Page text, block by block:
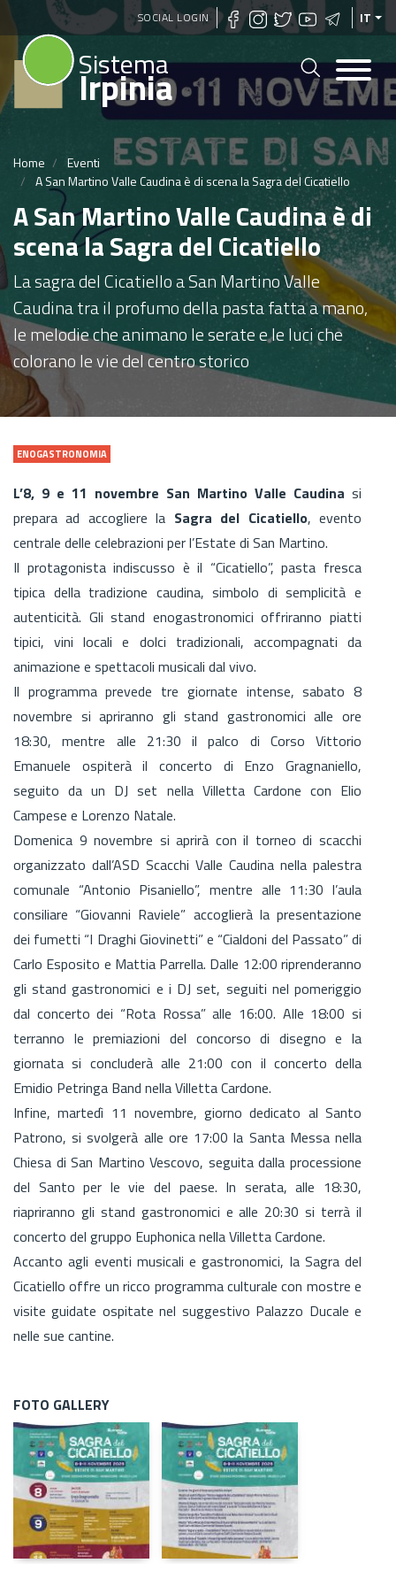
Salta
al
principale
SOCIAL LOGIN IT
Sistema
Irpinia
Home
Eventi
A San Martino Valle Caudina è di scena la Sagra del Cicatiello
A San Martino Valle Caudina è di
scena la Sagra del Cicatiello
La sagra del Cicatiello a San Martino Valle
Caudina tra il profumo della pasta fatta a mano,
le melodie che animano le serate e le luci che
colorano le vie del centro storico
ENOGASTRONOMIA
L’8, 9 e 11 novembre San Martino Valle Caudina si
prepara ad accogliere la Sagra del Cicatiello, evento
centrale delle celebrazioni per l’Estate di San Martino.
Il protagonista indiscusso è il “Cicatiello”, pasta fresca
tipica della tradizione caudina, simbolo di semplicità e
autenticità. Gli stand enogastronomici offriranno piatti
tipici, vini locali e dolci tradizionali, accompagnati da
animazione e spettacoli musicali dal vivo.
Il programma prevede tre giornate intense, sabato 8
novembre si apriranno gli stand gastronomici alle ore
18:30, mentre alle 21:30 il palco di Corso Vittorio
Emanuele ospiterà il concerto di Enzo Gragnaniello,
seguito da un DJ set nella Villetta Cardone con Elio
Campese e Lorenzo Natale.
Domenica 9 novembre si aprirà con il torneo di scacchi
organizzato dall’ASD Scacchi Valle Caudina nella palestra
comunale “Antonio Pisaniello”, mentre alle 11:30 l’aula
consiliare “Giovanni Raviele” accoglierà la presentazione
dei fumetti “I Draghi Giovinetti” e “Cialdoni del Passato” di
Carlo Esposito e Mattia Parrella. Dalle 12:00 riprenderanno
gli stand gastronomici e i DJ set, seguiti nel pomeriggio
dal concerto dei “Rota Rossa” alle 16:00. Alle 18:00 si
terranno le premiazioni del concorso di disegno e la
giornata si concluderà alle 21:00 con il concerto della
Emidio Petringa Band nella Villetta Cardone.
Infine, martedì 11 novembre, giorno dedicato al Santo
Patrono, si svolgerà alle ore 17:00 la Santa Messa nella
Chiesa di San Martino Vescovo, seguita dalla processione
del Santo per le vie del paese. In serata, alle 18:30,
riapriranno gli stand gastronomici e alle 20:30 si terrà il
concerto del gruppo Euphonica nella Villetta Cardone.
Accanto agli eventi musicali e gastronomici, la Sagra del
Cicatiello offre un ricco programma culturale con mostre e
visite guidate ospitate nel suggestivo Palazzo Ducale e
nelle sue cantine.
FOTO GALLERY